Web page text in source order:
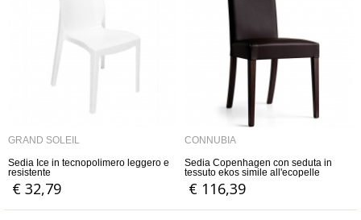
GRAND SOLEIL
Sedia Ice in tecnopolimero leggero e
resistente
€ 32,79
CONNUBIA
Sedia Copenhagen con seduta in
tessuto ekos simile all'ecopelle
€ 116,39